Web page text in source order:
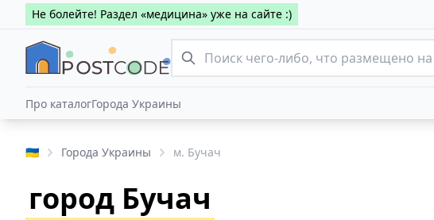
Не болейте! Раздел «медицина» уже на сайте :)
Про каталогГорода Украины
🇺🇦 Города Украины м. Бучач
город Бучач